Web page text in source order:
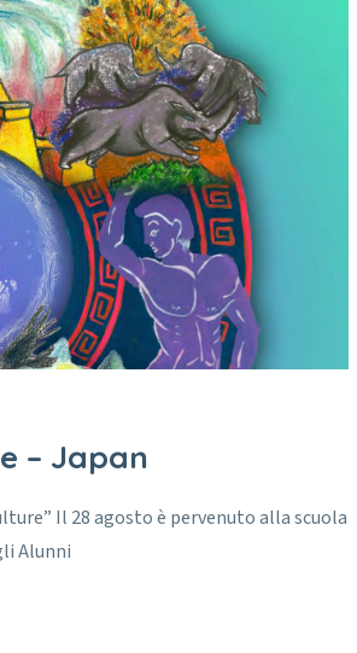
– Japan
Il 28 agosto è pervenuto alla scuola
Alunni